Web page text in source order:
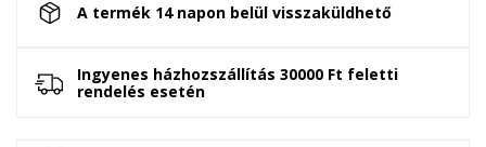
A termék 14 napon belül visszaküldhető
Ingyenes házhozszállítás 30000 Ft feletti
rendelés esetén